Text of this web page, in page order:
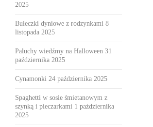
2025
Bułeczki dyniowe z rodzynkami 8
listopada 2025
Paluchy wiedźmy na Halloween 31
października 2025
Cynamonki 24 października 2025
Spaghetti w sosie śmietanowym z
szynką i pieczarkami 1 października
2025